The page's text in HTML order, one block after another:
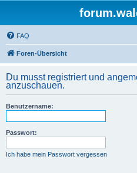
FAQ
Foren-Übersicht
Du musst registriert und
anzuschauen.
Benutzername:
Passwort:
Ich habe mein Passwort vergessen